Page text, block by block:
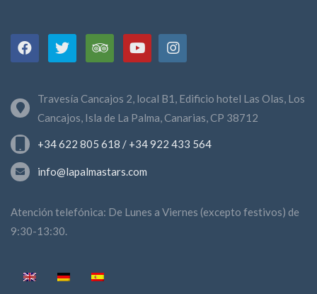
Travesía Cancajos 2, local B1, Edificio hotel Las Olas, Los
Cancajos, Isla de La Palma, Canarias, CP 38712
+34 622 805 618 / +34 922 433 564
info@lapalmastars.com
Atención telefónica: De Lunes a Viernes (excepto festivos) de
9:30-13:30.